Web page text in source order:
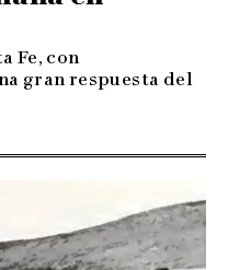
Fe, con
gran respuesta del